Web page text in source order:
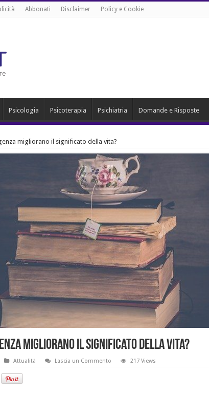
Abbonati Disclaimer Policy e Cookie
Psicologia Psicoterapia Psichiatria Domande e Risposte
migliorano il significato della vita?
migliorano il significato della vita?
Attualità Lascia un Commento 217 Views